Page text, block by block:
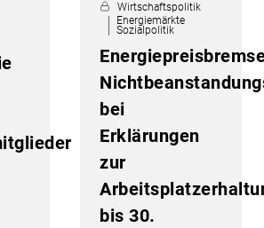
Wirtschaftspolitik
Energiemärkte
Sozialpolitik
bei
Erklärungen
zur
bis 30.